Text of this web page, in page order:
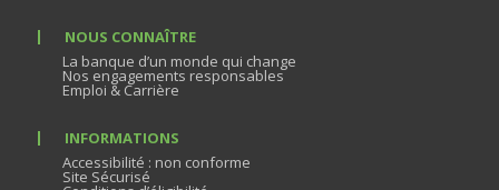
NOUS CONNAÎTRE
La banque d’un monde qui change
Nos engagements responsables
Emploi & Carrière
INFORMATIONS
Accessibilité : non conforme
Site Sécurisé